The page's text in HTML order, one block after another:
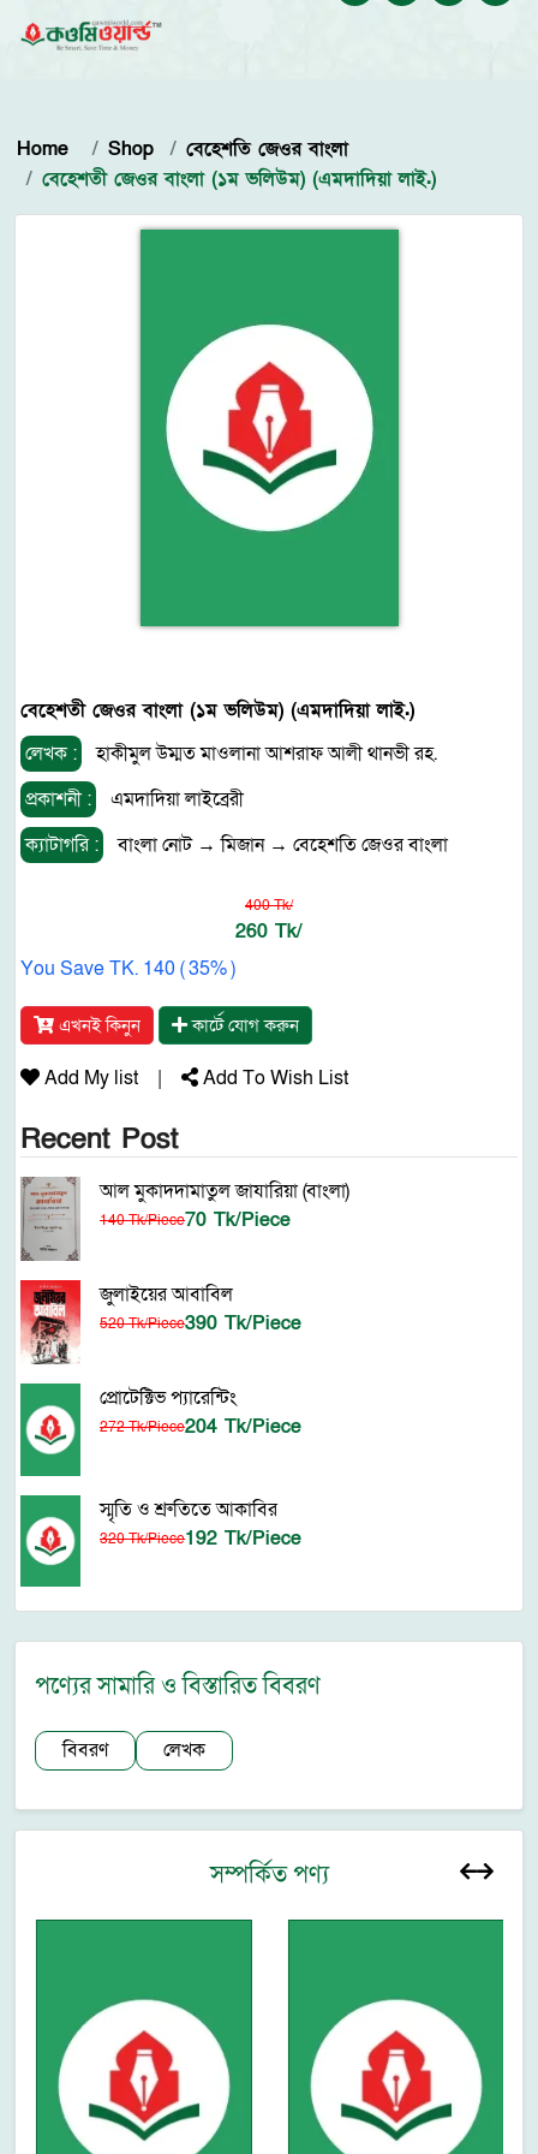
Home Shop
বেহেশতি জেওর বাংলা
বেহেশতী জেওর বাংলা (১ম ভলিউম) (এমদাদিয়া লাই.)
বেহেশতী জেওর বাংলা (১ম ভলিউম) (এমদাদিয়া লাই.)
লেখক :
হাকীমুল উম্মত মাওলানা আশরাফ আলী থানভী রহ.
প্রকাশনী :
এমদাদিয়া লাইব্রেরী
ক্যাটাগরি :
বাংলা নোট→মিজান→ বেহেশতি জেওর বাংলা
400 Tk/
260 Tk/
You Save TK. 140 ( 35% )
এখনই কিনুন কার্টে যোগ করুন
Add My list | Add To Wish List
Recent Post
আল মুকাদদামাতুল জাযারিয়া (বাংলা)
140 Tk/Piece70 Tk/Piece
জুলাইয়ের আবাবিল
520 Tk/Piece390 Tk/Piece
প্রোটেক্টিভ প্যারেন্টিং
272 Tk/Piece204 Tk/Piece
স্মৃতি ও শ্রুতিতে আকাবির
320 Tk/Piece192 Tk/Piece
পণ্যের সামারি ও বিস্তারিত বিবরণ
বিবরণ লেখক
সম্পর্কিত পণ্য